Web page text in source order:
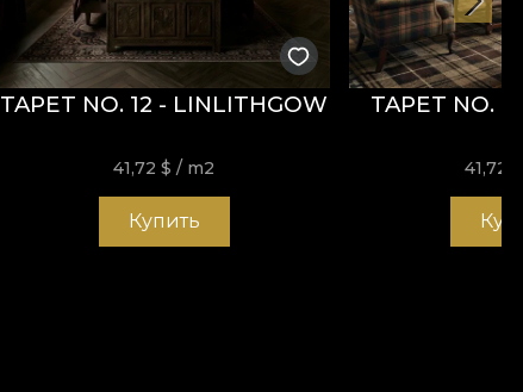
TAPET NO. 12 - LINLITHGOW
41,72$ / m2
Купить
TAPET NO.
41,72